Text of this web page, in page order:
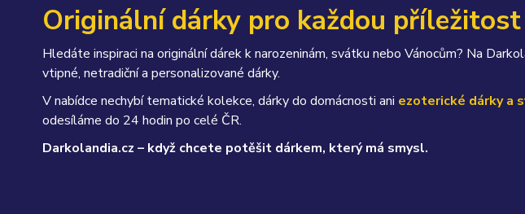
Originální dárky pro každou
Hledáte inspiraci na originální dárek k narozeninám, svátku nebo Vánocům? Na
vtipné, netradiční a personalizované dárky.
V nabídce nechybí tematické kolekce, dárky do domácnosti ani ezoterické dárky a
odesíláme do 24 hodin po celé ČR.
Darkolandia.cz – když chcete potěšit dárkem, který má smysl.